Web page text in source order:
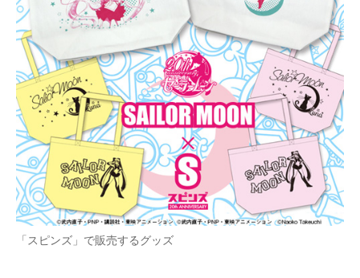
「スピンズ」で販売するグッズ